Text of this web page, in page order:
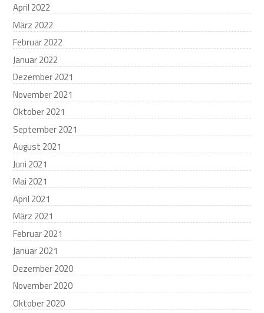
April 2022
März 2022
Februar 2022
Januar 2022
Dezember 2021
November 2021
Oktober 2021
September 2021
August 2021
Juni 2021
Mai 2021
April 2021
März 2021
Februar 2021
Januar 2021
Dezember 2020
November 2020
Oktober 2020